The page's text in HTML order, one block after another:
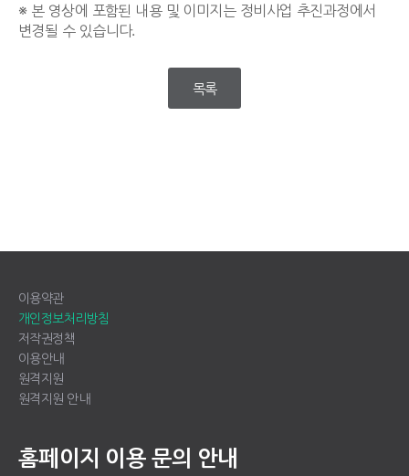
※ 본 영상에 포함된 내용 및 이미지는 정비사업 추진과정에서
변경될 수 있습니다.
목록
이용약관
개인정보처리방침
저작권정책
이용안내
원격지원
원격지원 안내
홈페이지 이용 문의 안내